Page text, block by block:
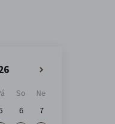
So
Ne
6
7